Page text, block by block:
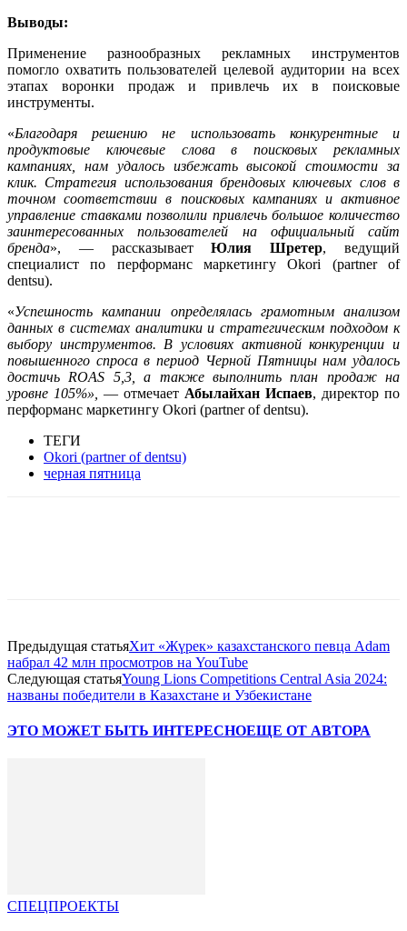
Выводы:
Применение разнообразных рекламных инструментов
помогло охватить пользователей целевой аудитории на всех
этапах воронки продаж и привлечь их в поисковые
инструменты.
«Благодаря решению не использовать конкурентные и
продуктовые ключевые слова в поисковых рекламных
кампаниях, нам удалось избежать высокой стоимости за
клик. Стратегия использования брендовых ключевых слов в
точном соответствии в поисковых кампаниях и активное
управление ставками позволили привлечь большое количество
заинтересованных пользователей на официальный сайт
бренда», — рассказываетЮлия Шретер, ведущий
специалист по перформанс маркетингу Okori (partner of
dentsu).
«Успешность кампании определялась грамотным анализом
данных в системах аналитики и стратегическим подходом к
выбору инструментов. В условиях активной конкуренции и
повышенного спроса в период Черной Пятницы нам удалось
достичь ROAS 5,3, а также выполнить план продаж на
уровне 105%», — отмечает Абылайхан Испаев, директор по
перформанс маркетингу Okori (partner of dentsu).
ТЕГИ
Okori (partner of dentsu)
черная пятница
Предыдущая статьяХит «Жүрек» казахстанского певца Adam
набрал 42 млн просмотров на YouTube
Следующая статьяYoung Lions Competitions Central Asia 2024:
названы победители в Казахстане и Узбекистане
ЭТО МОЖЕТ БЫТЬ ИНТЕРЕСНОЕЩЕ ОТ АВТОРА
СПЕЦПРОЕКТЫ